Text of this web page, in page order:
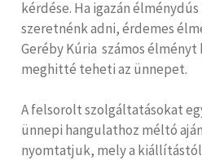
kérdése. Ha igazán
szeretnénk adni, érdemes
Geréby Kúria számos élményt
meghitté teheti az ünnepet.
A felsorolt szolgáltatásokat
ünnepi hangulathoz méltó
nyomtatjuk, mely a